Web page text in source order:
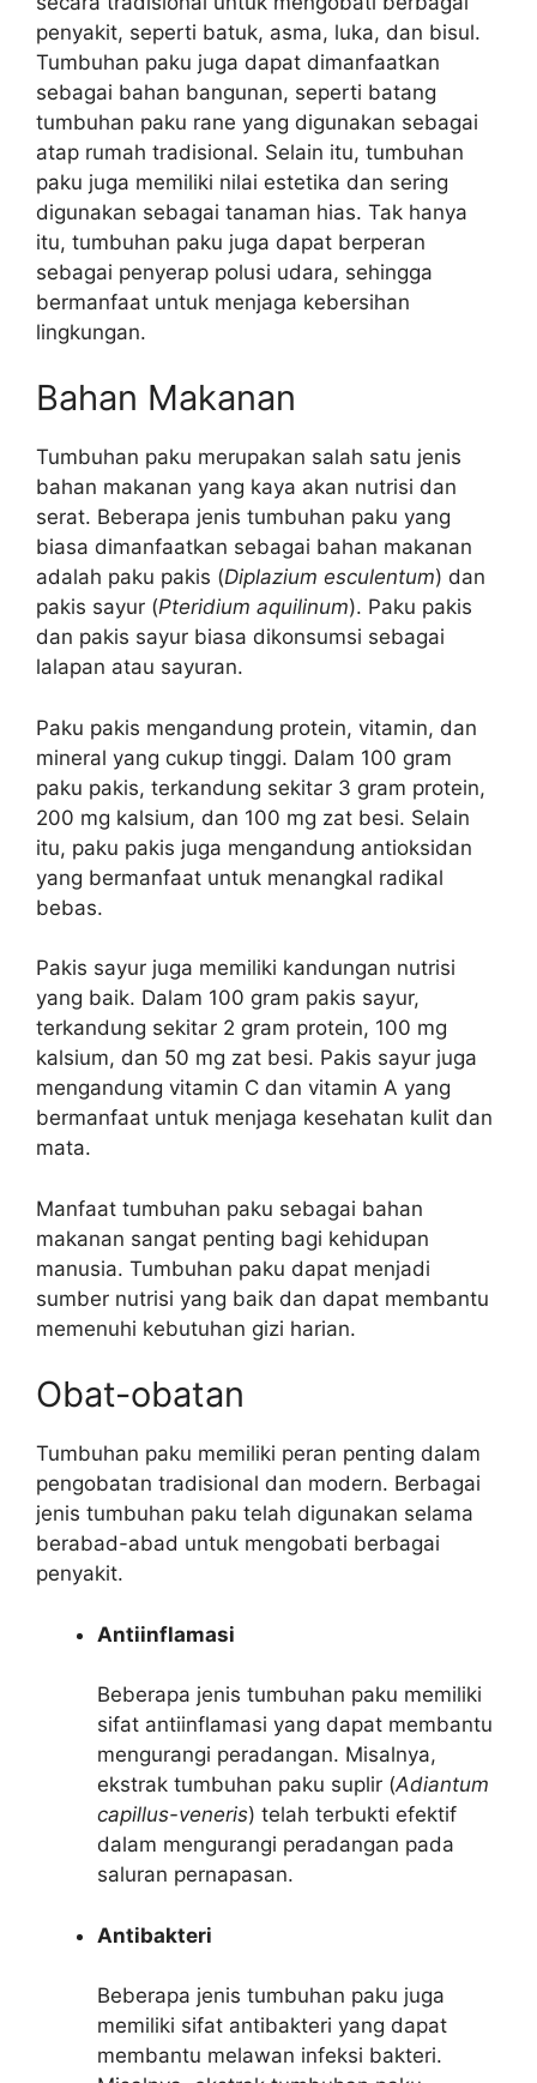
penyakit, seperti batuk, asma, luka, dan bisul.
Tumbuhan paku juga dapat dimanfaatkan
sebagai bahan bangunan, seperti batang
tumbuhan paku rane yang digunakan sebagai
atap rumah tradisional. Selain itu, tumbuhan
paku juga memiliki nilai estetika dan sering
digunakan sebagai tanaman hias. Tak hanya
itu, tumbuhan paku juga dapat berperan
sebagai penyerap polusi udara, sehingga
bermanfaat untuk menjaga kebersihan
lingkungan.
Bahan Makanan
Tumbuhan paku merupakan salah satu jenis
bahan makanan yang kaya akan nutrisi dan
serat. Beberapa jenis tumbuhan paku yang
biasa dimanfaatkan sebagai bahan makanan
adalah paku pakis (Diplazium esculentum) dan
pakis sayur (Pteridium aquilinum). Paku pakis
dan pakis sayur biasa dikonsumsi sebagai
lalapan atau sayuran.
Paku pakis mengandung protein, vitamin, dan
mineral yang cukup tinggi. Dalam 100 gram
paku pakis, terkandung sekitar 3 gram protein,
200 mg kalsium, dan 100 mg zat besi. Selain
itu, paku pakis juga mengandung antioksidan
yang bermanfaat untuk menangkal radikal
bebas.
Pakis sayur juga memiliki kandungan nutrisi
yang baik. Dalam 100 gram pakis sayur,
terkandung sekitar 2 gram protein, 100 mg
kalsium, dan 50 mg zat besi. Pakis sayur juga
mengandung vitamin C dan vitamin A yang
bermanfaat untuk menjaga kesehatan kulit dan
mata.
Manfaat tumbuhan paku sebagai bahan
makanan sangat penting bagi kehidupan
manusia. Tumbuhan paku dapat menjadi
sumber nutrisi yang baik dan dapat membantu
memenuhi kebutuhan gizi harian.
Obat-obatan
Tumbuhan paku memiliki peran penting dalam
pengobatan tradisional dan modern. Berbagai
jenis tumbuhan paku telah digunakan selama
berabad-abad untuk mengobati berbagai
penyakit.
Antiinflamasi
Beberapa jenis tumbuhan paku memiliki
sifat antiinflamasi yang dapat membantu
mengurangi peradangan. Misalnya,
ekstrak tumbuhan paku suplir (Adiantum
capillus-veneris) telah terbukti efektif
dalam mengurangi peradangan pada
saluran pernapasan.
Antibakteri
Beberapa jenis tumbuhan paku juga
memiliki sifat antibakteri yang dapat
membantu melawan infeksi bakteri.